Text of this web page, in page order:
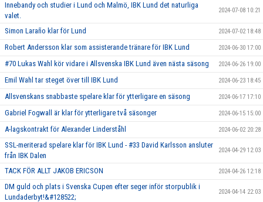
Innebandy och studier i Lund och Malmö, IBK Lund det naturliga
valet.
2024-07-08 10:21
Simon Laraño klar för Lund 2024-07-02 18:48
Robert Andersson klar som assisterande tränare för IBK Lund 2024-06-30 17:00
#70 Lukas Wahl kör vidare i Allsvenska IBK Lund även nästa säsong 2024-06-26 19:00
Emil Wahl tar steget över till IBK Lund 2024-06-23 18:45
Allsvenskans snabbaste spelare klar för ytterligare en säsong 2024-06-17 17:10
Gabriel Fogwall är klar för ytterligare två säsonger 2024-06-15 15:00
A-lagskontrakt för Alexander Linderståhl 2024-06-02 20:28
SSL-meriterad spelare klar för IBK Lund - #33 David Karlsson ansluter
från IBK Dalen
2024-04-29 12:03
TACK FÖR ALLT JAKOB ERICSON 2024-04-26 12:18
DM guld och plats i Svenska Cupen efter seger inför storpublik i
Lundaderbyt!&#128522;
2024-04-14 22:03